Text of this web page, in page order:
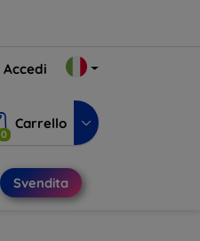
Accedi
0
Carrello
Svendita